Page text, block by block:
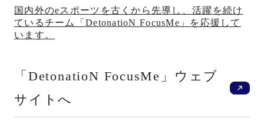
国内外のeスポーツを古くから先導し、活躍を続け
ているチーム「DetonatioN FocusMe」を応援して
います。
「DetonatioN FocusMe」ウェブ
サイトへ